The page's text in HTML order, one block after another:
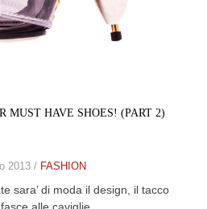
MUST HAVE SHOES! (PART 2)
2013 / FASHION
sara’ di moda il design, il tacco
alle caviglie, …